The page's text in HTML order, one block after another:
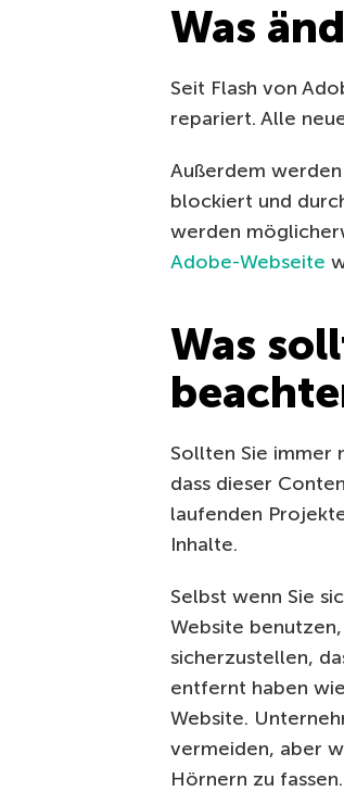
Was
Seit Flash von
repariert. Alle
Außerdem
blockiert und
werden
Adobe-Webseite
Was
Sollten Sie immer
dass dieser
laufenden
Inhalte.
Selbst wenn Sie
Website
sicherzustellen,
entfernt haben
Website.
vermeiden, aber
Hörnern zu fassen.